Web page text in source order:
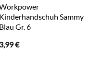
Kinderhandschuh Sammy
Blau Gr. 6
3,99€